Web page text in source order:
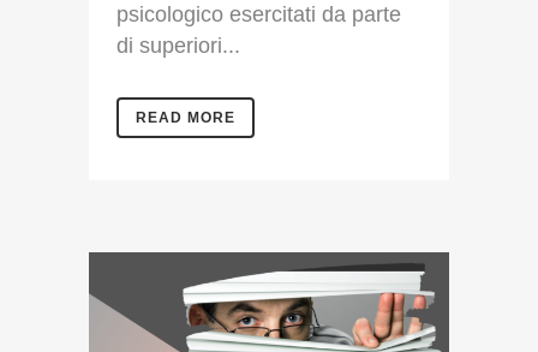
psicologico esercitati da parte
di superiori...
READ MORE